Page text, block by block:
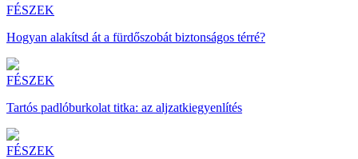
FÉSZEK
Hogyan alakítsd át a fürdőszobát biztonságos térré?
FÉSZEK
Tartós padlóburkolat titka: az aljzatkiegyenlítés
FÉSZEK